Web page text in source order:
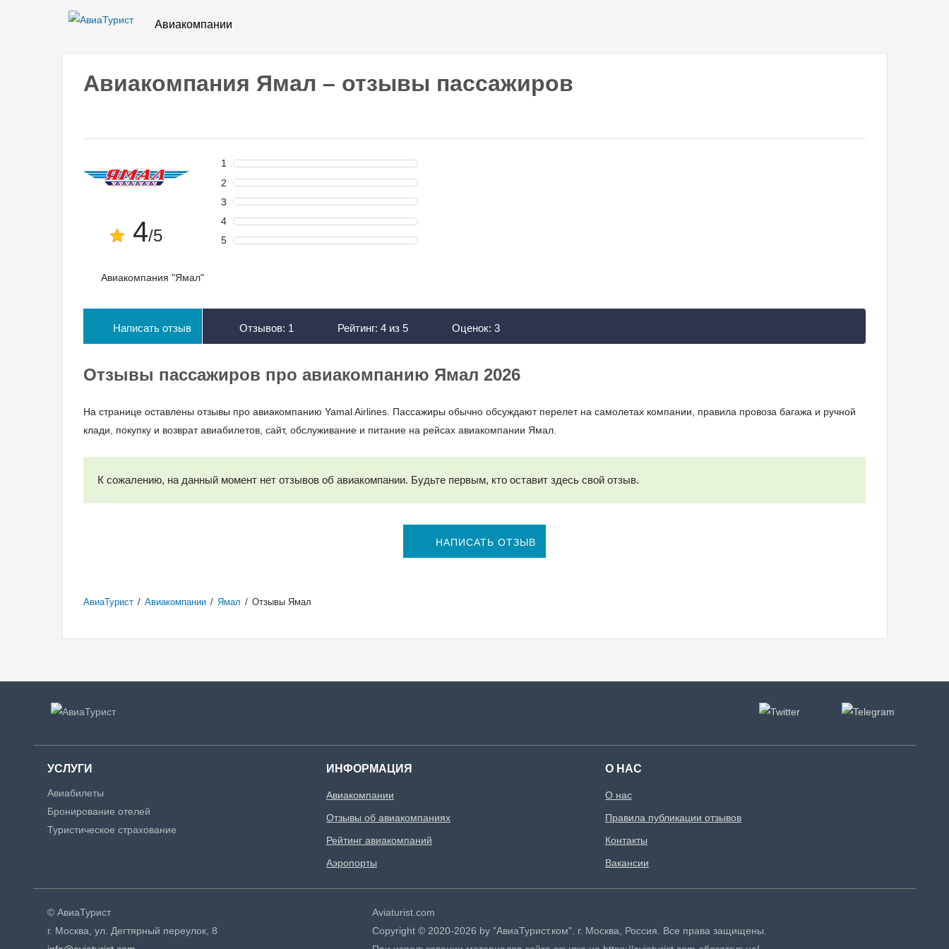
Авиакомпании
Авиакомпания Ямал – отзывы пассажиров
4/5
1
2
3
4
5
Авиакомпания "Ямал"
Написать отзыв Отзывов: 1 Рейтинг: 4 из 5 Оценок: 3
Отзывы пассажиров про авиакомпанию Ямал 2026
На странице оставлены отзывы про авиакомпанию Yamal Airlines. Пассажиры обычно обсуждают перелет на самолетах компании, правила провоза багажа и ручной
клади, покупку и возврат авиабилетов, сайт, обслуживание и питание на рейсах авиакомпании Ямал.
К сожалению, на данный момент нет отзывов об авиакомпании. Будьте первым, кто оставит здесь свой отзыв.
НАПИСАТЬ ОТЗЫВ
АвиаТурист / Авиакомпании / Ямал / Отзывы Ямал
УСЛУГИ
Авиабилеты
Бронирование отелей
Туристическое страхование
ИНФОРМАЦИЯ
Авиакомпании
Отзывы об авиакомпаниях
Рейтинг авиакомпаний
Аэропорты
О НАС
О нас
Правила публикации отзывов
Контакты
Вакансии
© АвиаТурист
г. Москва, ул. Дегтярный переулок, 8
Aviaturist.com
Copyright © 2020-2026 by "АвиаТурист.ком". г. Москва, Россия. Все права защищены.